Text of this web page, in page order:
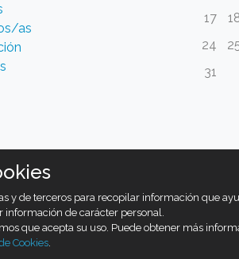
as
17
24
31
y de terceros para recopilar información que
información de carácter personal.
que acepta su uso. Puede obtener más
Cookies.